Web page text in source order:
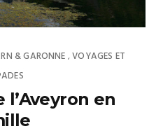
& GARONNE ,VOYAGES ET
l’Aveyron en